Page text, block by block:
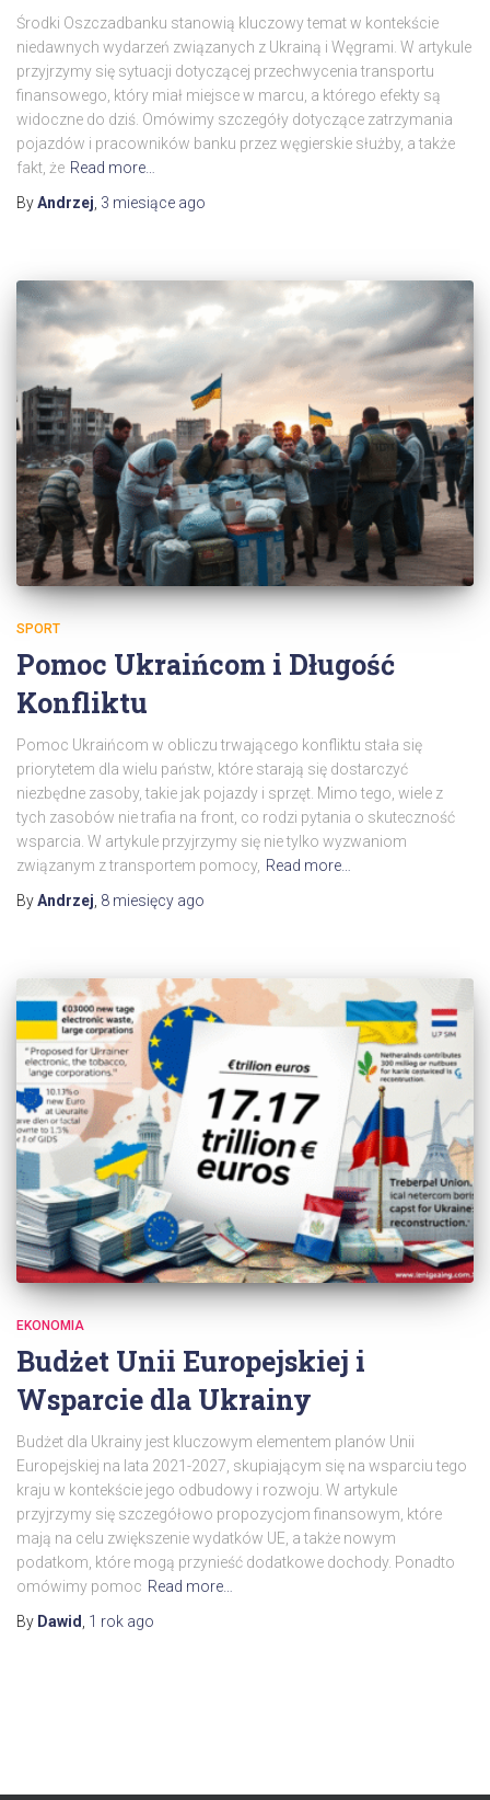
Środki Oszczadbanku stanowią kluczowy temat w kontekście
niedawnych wydarzeń związanych z Ukrainą i Węgrami. W artykule
przyjrzymy się sytuacji dotyczącej przechwycenia transportu
finansowego, który miał miejsce w marcu, a którego efekty są
widoczne do dziś. Omówimy szczegóły dotyczące zatrzymania
pojazdów i pracowników banku przez węgierskie służby, a także
fakt, że Read more…
ByAndrzej 3 miesiące ago
SPORT
Pomoc Ukraińcom i Długość
Konfliktu
Pomoc Ukraińcom w obliczu trwającego konfliktu stała się
priorytetem dla wielu państw, które starają się dostarczyć
niezbędne zasoby, takie jak pojazdy i sprzęt. Mimo tego, wiele z
tych zasobów nie trafia na front, co rodzi pytania o skuteczność
wsparcia. W artykule przyjrzymy się nie tylko wyzwaniom
związanym z transportem pomocy, Read more…
ByAndrzej 8 miesięcy ago
EKONOMIA
Budżet Unii Europejskiej i
Wsparcie dla Ukrainy
Budżet dla Ukrainy jest kluczowym elementem planów Unii
Europejskiej na lata 2021-2027, skupiającym się na wsparciu tego
kraju w kontekście jego odbudowy i rozwoju. W artykule
przyjrzymy się szczegółowo propozycjom finansowym, które
mają na celu zwiększenie wydatków UE, a także nowym
podatkom, które mogą przynieść dodatkowe dochody. Ponadto
omówimy pomoc Read more…
By Dawid, 1 rok ago